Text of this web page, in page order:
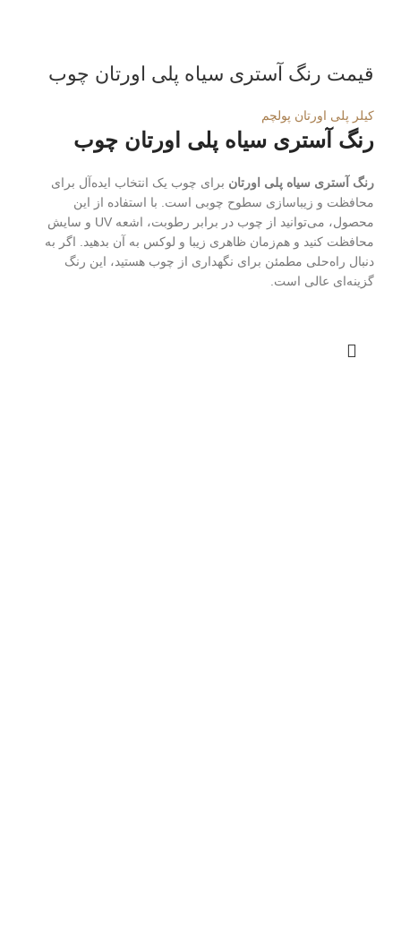
قیمت رنگ آستری سیاه پلی اورتان چوب
کیلر پلی اورتان پولچم
رنگ آستری سیاه پلی اورتان چوب
رنگ آستری سیاه پلی اورتان برای چوب یک انتخاب ایده‌آل برای
محافظت و زیباسازی سطوح چوبی است. با استفاده از این
محصول، می‌توانید از چوب در برابر رطوبت، اشعه UV و سایش
محافظت کنید و هم‌زمان ظاهری زیبا و لوکس به آن بدهید. اگر به
دنبال راه‌حلی مطمئن برای نگهداری از چوب هستید، این رنگ
گزینه‌ای عالی است.